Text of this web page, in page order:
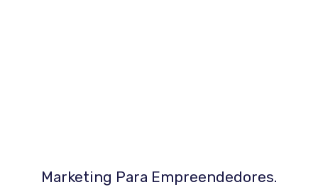
Marketing Para Empreendedores.